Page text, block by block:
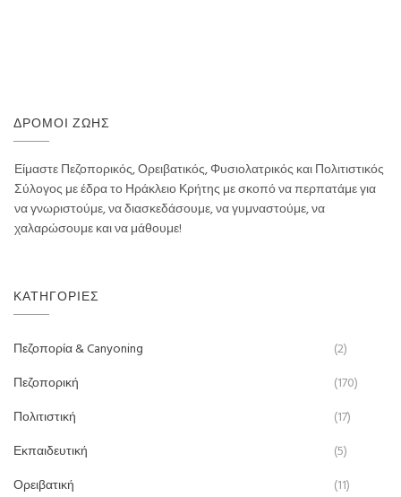
ΔΡΌΜΟΙ ΖΩΉΣ
Είμαστε Πεζοπορικός, Ορειβατικός, Φυσιολατρικός και Πολιτιστικός
Σύλογος με έδρα το Ηράκλειο Κρήτης με σκοπό να περπατάμε για
να γνωριστούμε, να διασκεδάσουμε, να γυμναστούμε, να
χαλαρώσουμε και να μάθουμε!
ΚΑΤΗΓΟΡΊΕΣ
Πεζοπορία & Canyoning
(2)
Πεζοπορική
(170)
Πολιτιστική
(17)
Εκπαιδευτική
(5)
Ορειβατική
(11)